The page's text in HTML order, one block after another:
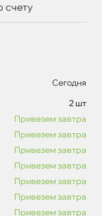
счету
Сегодня
2 шт
Привезем завтра
Привезем завтра
Привезем завтра
Привезем завтра
Привезем завтра
Привезем завтра
Привезем завтра